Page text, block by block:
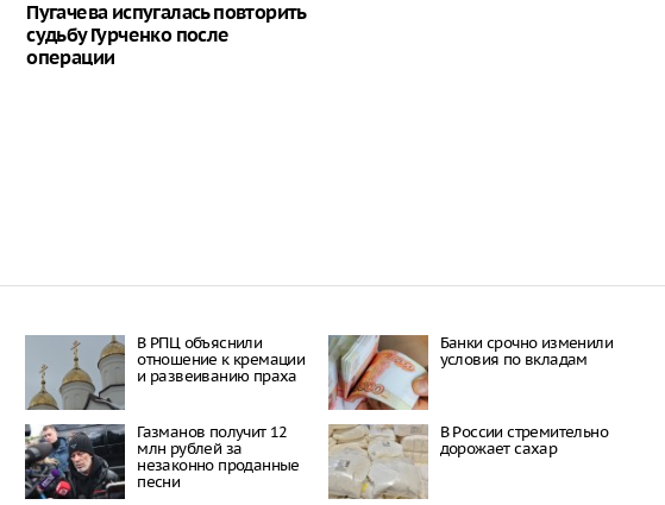
Пугачева испугалась повторить
судьбу Гурченко после
операции
В РПЦ объяснили
отношение к кремации
и развеиванию праха
Банки срочно изменили
условия по вкладам
Газманов получит 12
млн рублей за
незаконно проданные
песни
В России стремительно
дорожает сахар